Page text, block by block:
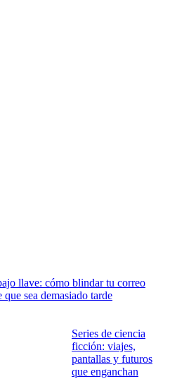
llave: cómo blindar tu correo
que sea demasiado tarde
Series de ciencia
ficción: viajes,
pantallas y futuros
que enganchan